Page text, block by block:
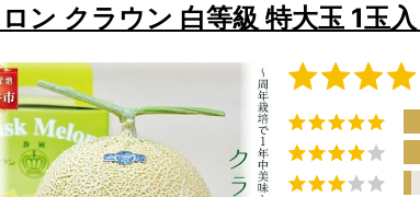
ン クラウン 白等級 特大玉 1玉